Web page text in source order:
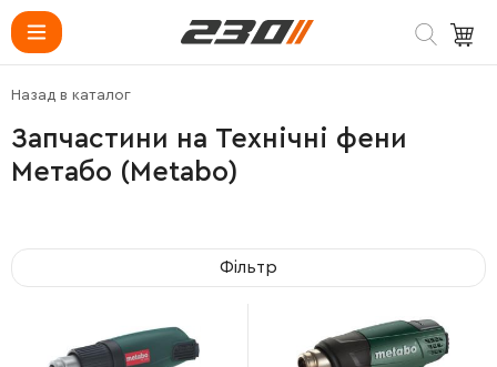
Запчастини на Технічні фени
Метабо (Metabo)
Назад в каталог
Фільтр